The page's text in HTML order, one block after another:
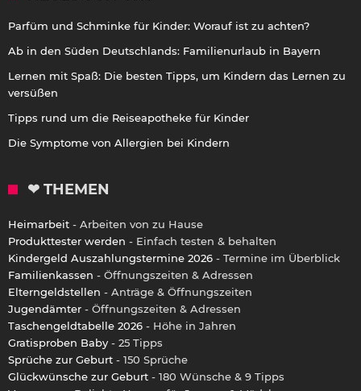
Parfüm und Schminke für Kinder: Worauf ist zu achten?
Ab in den Süden Deutschlands: Familienurlaub in Bayern
Lernen mit Spaß: Die besten Tipps, um Kindern das Lernen zu
versüßen
Tipps rund um die Reiseapotheke für Kinder
Die Symptome von Allergien bei Kindern
❤ THEMEN
Heimarbeit - Arbeiten von zu Hause
Produkttester werden - Einfach testen & behalten
Kindergeld Auszahlungstermine 2026 - Termine im Überblick
Familienkassen - Öffnungszeiten & Adressen
Elterngeldstellen - Anträge & Öffnungszeiten
Jugendämter - Öffnungszeiten & Adressen
Taschengeldtabelle 2026 - Höhe in Jahren
Gratisproben Baby - 25 Tipps
Sprüche zur Geburt - 150 Sprüche
Glückwünsche zur Geburt - 180 Wünsche & 9 Tipps